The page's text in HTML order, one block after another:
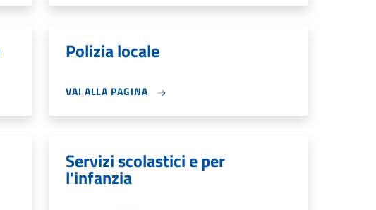
Polizia locale
VAI ALLA PAGINA
Servizi scolastici e per
l'infanzia